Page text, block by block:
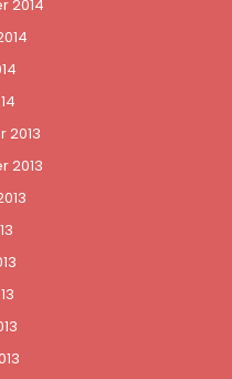
2014
2013
2013